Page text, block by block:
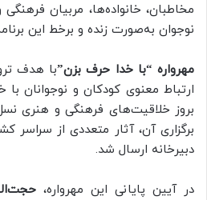
مخاطبان، خانواده‌ها، مربیان
نوجوان به‌صورت زنده و برخط این
مهرواره “با خدا حرف بزن”با هدف
ارتباط معنوی کودکان و نوجوانان با
بروز خلاقیت‌های فرهنگی و هنری
برگزاری آن، آثار متعددی از
دبیرخانه ارسال شد.
در آیین پایانی این مهرواره،